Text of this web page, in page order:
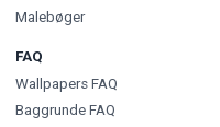
Malebøger
FAQ
Wallpapers FAQ
Baggrunde FAQ